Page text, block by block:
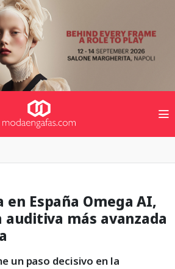
en España Omega AI,
auditiva más avanzada
un paso decisivo en la